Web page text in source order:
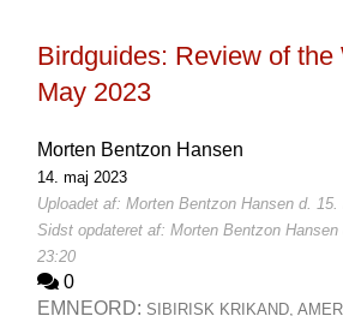
Birdguides: Review of the
May 2023
Morten Bentzon Hansen
14. maj 2023
Uploadet af: Morten Bentzon Hansen d.
Sidst opdateret af: Morten Bentzon
23:20
0
EMNEORD: SIBIRISK KRIKAND,